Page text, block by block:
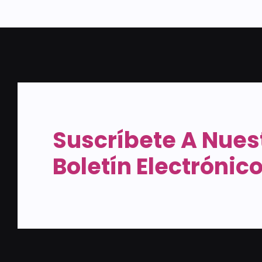
Suscríbete A
Boletín Electrónico